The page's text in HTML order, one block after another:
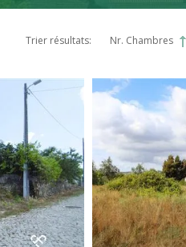
Trier résultats: Nr. Chambres